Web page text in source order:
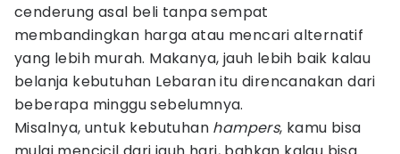
cenderung asal beli tanpa sempat
membandingkan harga atau mencari alternatif
yang lebih murah. Makanya, jauh lebih baik kalau
belanja kebutuhan Lebaran itu direncanakan dari
beberapa minggu sebelumnya.
Misalnya, untuk kebutuhan hampers, kamu bisa